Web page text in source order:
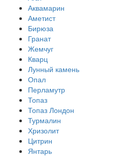
Аквамарин
Аметист
Бирюза
Гранат
Жемчуг
Кварц
Лунный камень
Опал
Перламутр
Топаз
Топаз Лондон
Турмалин
Хризолит
Цитрин
Янтарь